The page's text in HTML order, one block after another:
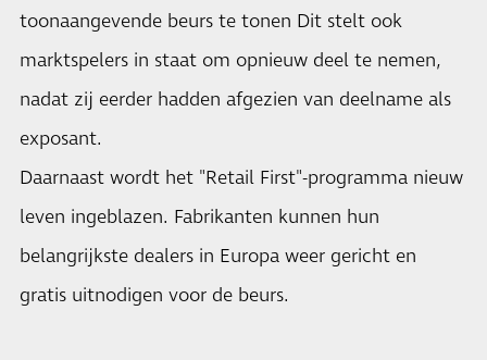
toonaangevende beurs te tonen Dit stelt ook
marktspelers in staat om opnieuw deel te nemen,
nadat zij eerder hadden afgezien van deelname als
exposant.
Daarnaast wordt het "Retail First"-programma nieuw
leven ingeblazen. Fabrikanten kunnen hun
belangrijkste dealers in Europa weer gericht en
gratis uitnodigen voor de beurs.